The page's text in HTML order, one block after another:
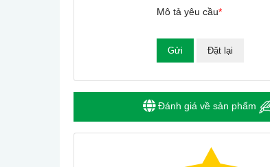
Mô tả yêu cầu*
Đánh giá về sản phẩm